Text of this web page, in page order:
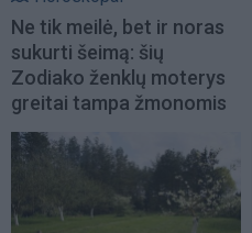
Ne tik meilė, bet ir noras
sukurti šeimą: šių
Zodiako ženklų moterys
greitai tampa žmonomis